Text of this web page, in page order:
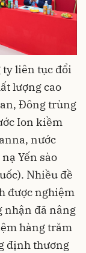
liên tục đổi
lượng cao
Đông trùng
Ion kiềm
nước
Yến sào
Nhiều đề
được nghiệm
nhận đã nâng
hàng trăm
định thương